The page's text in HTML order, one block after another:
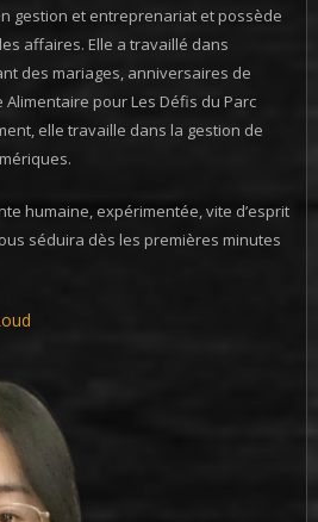
gestion et entreprenariat et possède
affaires. Elle a travaillé dans
des mariages, anniversaires de
pour Les Défis du Parc
elle travaille dans la gestion de
humaine, expérimentée, vite d’esprit
séduira dès les premières minutes